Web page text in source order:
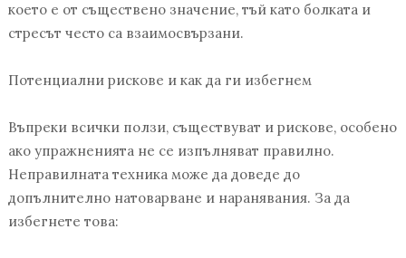
което е от съществено значение, тъй като болката и
стресът често са взаимосвързани.
Потенциални рискове и как да ги избегнем
Въпреки всички ползи, съществуват и рискове, особено
ако упражненията не се изпълняват правилно.
Неправилната техника може да доведе до
допълнително натоварване и наранявания. За да
избегнете това: